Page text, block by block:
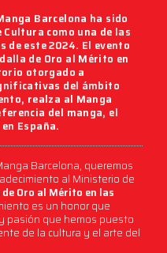
Barcelona ha sido
como una de las
este 2024. El evento
de Oro al Mérito en
otorgado a
del ámbito
realza al Manga
del manga, el
España.
Barcelona, queremos
al Ministerio de
Oro al Mérito en las
es un honor que
pasión que hemos puesto
de la cultura y el arte del